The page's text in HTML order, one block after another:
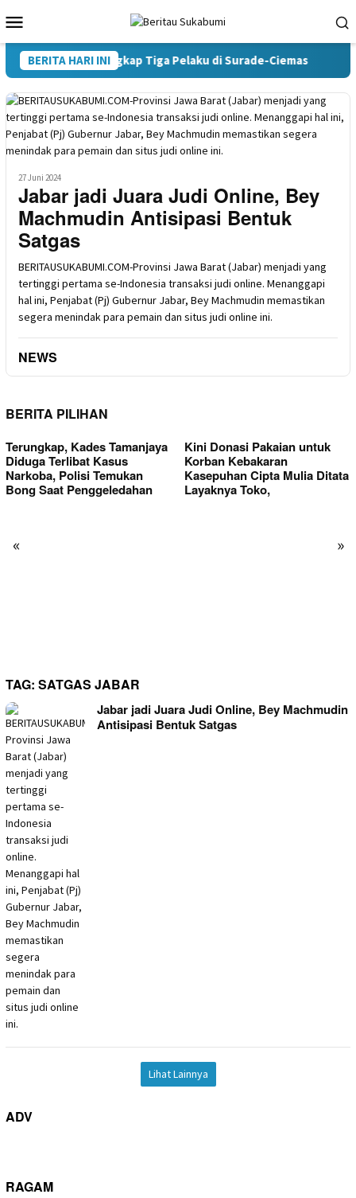
ke
kontenMobile
BERITA HARI INI
Sukabumi Tangkap Tiga Pelaku di Surade-Ciemas
27 Juni 2024
Jabar jadi Juara Judi Online, Bey
Machmudin Antisipasi Bentuk
Satgas
BERITAUSUKABUMI.COM-Provinsi Jawa Barat (Jabar) menjadi yang
tertinggi pertama se-Indonesia transaksi judi online. Menanggapi
hal ini, Penjabat (Pj) Gubernur Jabar, Bey Machmudin memastikan
segera menindak para pemain dan situs judi online ini.
NEWS
BERITA PILIHAN
« »
Terungkap, Kades Tamanjaya
Diduga Terlibat Kasus
Narkoba, Polisi Temukan
Bong Saat Penggeledahan
Kini Donasi Pakaian untuk
Korban Kebakaran
Kasepuhan Cipta Mulia Ditata
Layaknya Toko,
TAG: SATGAS JABAR
Jabar jadi Juara Judi Online, Bey Machmudin
Antisipasi Bentuk Satgas
Lihat Lainnya
ADV
RAGAM